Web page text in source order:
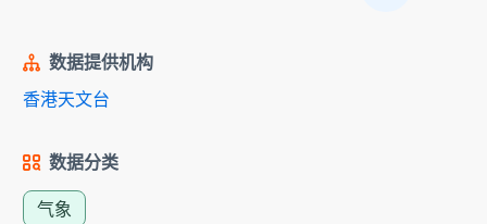
数据提供机构
香港天文台
数据分类
气象